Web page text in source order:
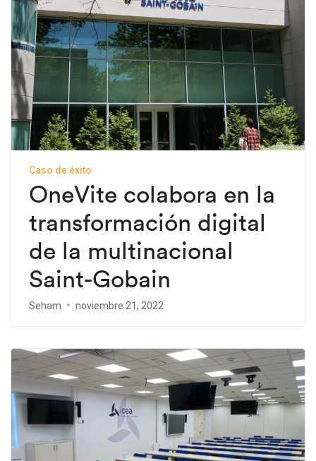
Caso de éxito
OneVite colabora en la
transformación digital
de la multinacional
Saint-Gobain
Seham noviembre 21, 2022